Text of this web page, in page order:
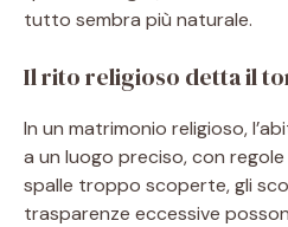
tutto sembra più naturale.
Il rito religioso detta il
In un matrimonio religioso,
a un luogo preciso, con regole
spalle troppo scoperte, gli
trasparenze eccessive